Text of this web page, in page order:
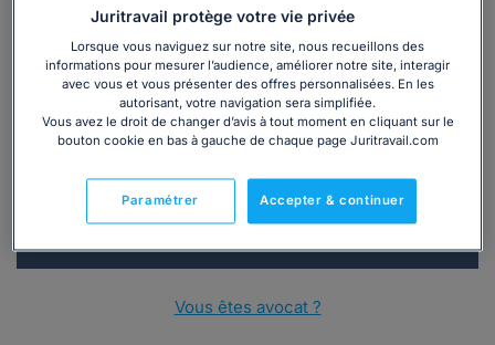
Vous souhaitez une consultation par
téléphone ?
Consulter immédiatement
ou appelez le01 75 75 42 33(8h à 21h du lundi au
vendredi)
Vous êtes avocat ?
Juritravail protège votre vie privée
Lorsque vous naviguez sur notre site, nous recueillons des
informations pour mesurer l’audience, améliorer notre site, interagir
avec vous et vous présenter des offres personnalisées. En les
autorisant, votre navigation sera simplifiée.
Vous avez le droit de changer d’avis à tout moment en cliquant sur le
bouton cookie en bas à gauche de chaque page Juritravail.com
Accepter & continuer
Paramétrer